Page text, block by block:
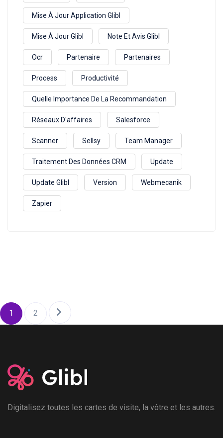
Mise À Jour Application Glibl
Mise À Jour Glibl Note Et Avis Glibl
Ocr Partenaire Partenaires
Process Productivité
Quelle Importance De La Recommandation
Réseaux D'affaires Salesforce
Scanner Sellsy Team Manager
Traitement Des Données CRM Update
Update Glibl Version Webmecanik
Zapier
1 2
Digitalisez toutes les cartes de visite, la vôtre et les autres.